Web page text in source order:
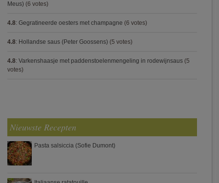
Meus) (6 votes)
4.8: Gegratineerde oesters met champagne (6 votes)
4.8: Hollandse saus (Peter Goossens) (5 votes)
4.8: Varkenshaasje met paddenstoelenmengeling in rodewijnsaus (5
votes)
Nieuwste Recepten
Pasta salsiccia (Sofie Dumont)